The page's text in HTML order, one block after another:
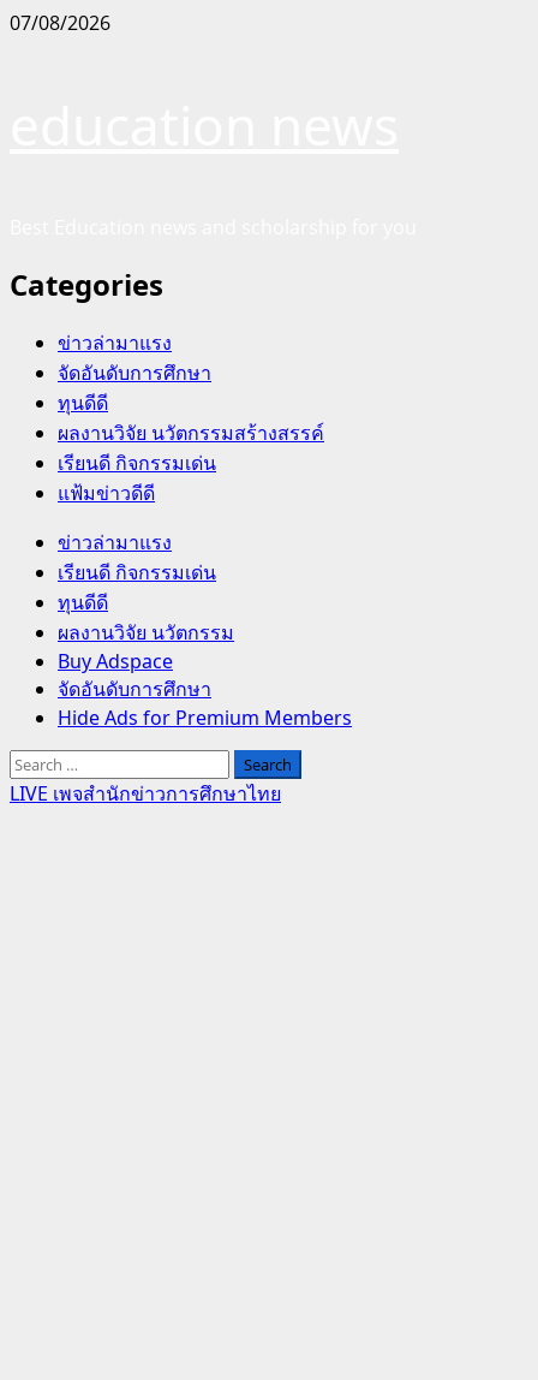
Skip
07/08/2026
Categories
ข่าวล่ามาแรง
จัดอันดับการศึกษา
ทุนดีดี
ผลงานวิจัย นวัตกรรมสร้างสรรค์
เรียนดี กิจกรรมเด่น
แฟ้มข่าวดีดี
Primary
Menu
ข่าวล่ามาแรง
เรียนดี กิจกรรมเด่น
ทุนดีดี
ผลงานวิจัย นวัตกรรม
Buy Adspace
จัดอันดับการศึกษา
Hide Ads for Premium Members
Search
for:
LIVE เพจสำนักข่าวการศึกษาไทย